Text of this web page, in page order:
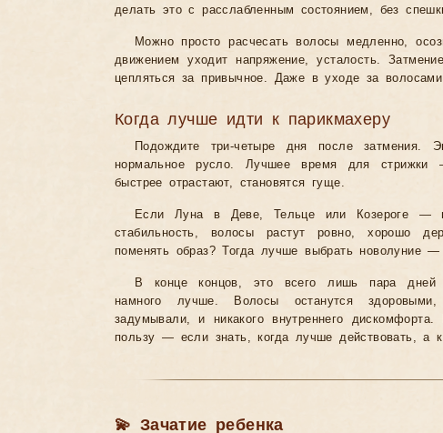
делать это с расслабленным состоянием, без
Можно просто расчесать волосы медленно,
движением уходит напряжение, усталость.
цепляться за привычное. Даже в уходе за
Когда лучше идти к парикмахеру
Подождите три-четыре дня после затмения.
нормальное русло. Лучшее время для
быстрее отрастают, становятся гуще.
Если Луна в Деве, Тельце или Козероге —
стабильность, волосы растут ровно, хорошо
поменять образ? Тогда лучше выбрать новолуние
В конце концов, это всего лишь пара дней
намного лучше. Волосы останутся
задумывали, и никакого внутреннего
пользу — если знать, когда лучше действовать, а
💫 Зачатие ребенка